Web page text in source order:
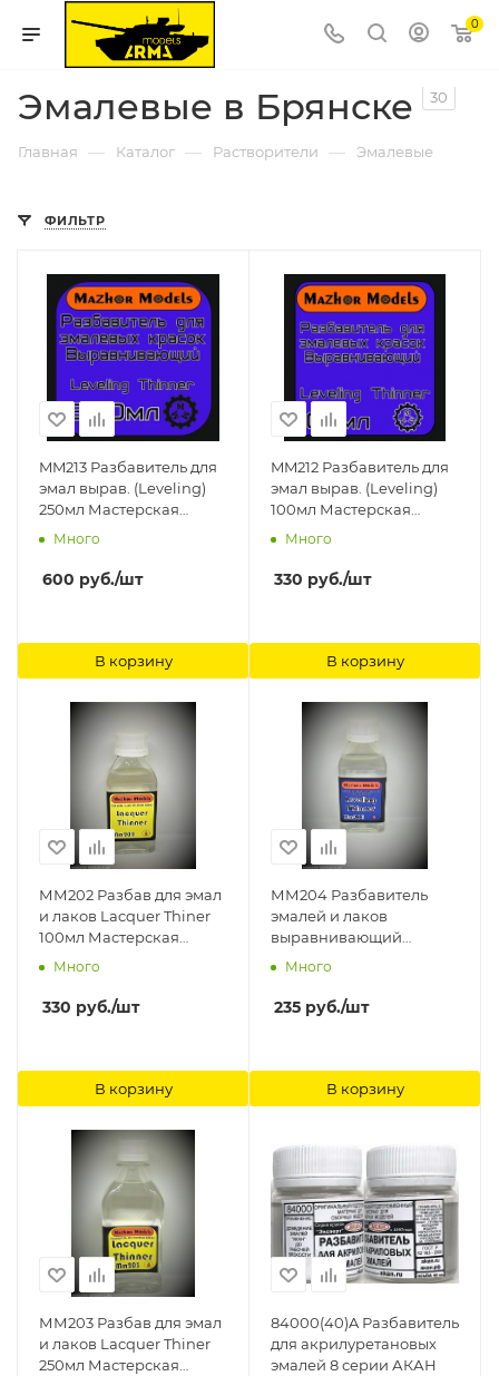
0
Эмалевые в Брянске 30
Главная — Каталог — Растворители — Эмалевые
ФИЛЬТР
MM213 Разбавитель для
эмал вырав. (Leveling)
250мл Мастерская
Мажор Моделс
Много
600 руб./шт
В корзину
MM212 Разбавитель для
эмал вырав. (Leveling)
100мл Мастерская
Мажор Моделс
Много
330 руб./шт
В корзину
ММ202 Разбав для эмал
и лаков Lacquer Thiner
100мл Мастерская
Мажор Моделс
Много
330 руб./шт
В корзину
ММ204 Разбавитель
эмалей и лаков
выравнивающий
Leveling Thiner 100 мл
Моделс
Много
235 руб./шт
В корзину
ММ203 Разбав для эмал
и лаков Lacquer Thiner
250мл Мастерская
84000(40)A Разбавитель
для акрилуретановых
эмалей 8 серии АКАН